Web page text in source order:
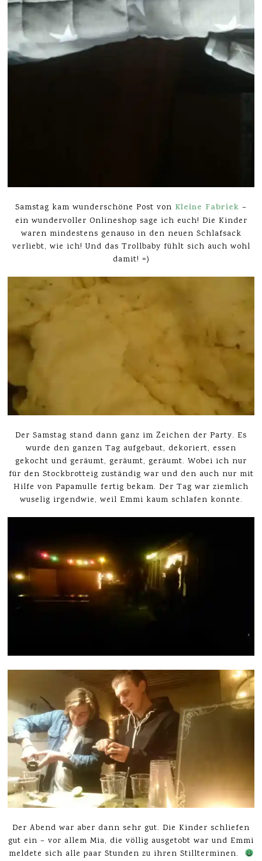
Samstag kam wunderschöne Post von Kleine Fabriek –
ein wundervoller Onlineshop sage ich euch! Die Kinder
waren mindestens genauso in den neuen Schlafsack
verliebt, wie ich! Und das Trollbaby fühlt sich auch wohl
damit! =)
Der Samstag stand dann ganz im Zeichen der Party. Es
wurde den ganzen Tag aufgebaut, dekoriert, essen
gekocht und geräumt, geräumt, geräumt. Wobei ich nur
für den Stockbrotteig zuständig war und den auch nur mit
Hilfe von Papamulle fertig bekam. Der Tag war ziemlich
wuselig irgendwie, weil Emmi kaum schlafen konnte.
Der Abend war aber dann sehr gut. Die Kinder schliefen
gut ein – vor allem Mia, die völlig ausgetobt war und Emmi
meldete sich alle paar Stunden zu ihren Stillterminen.